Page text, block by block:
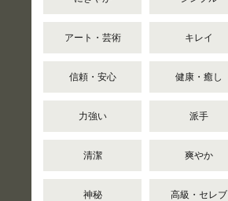
アート・芸術 キレイ
信頼・安心 健康・癒し
力強い 派手
清潔 爽やか
神秘 高級・セレブ